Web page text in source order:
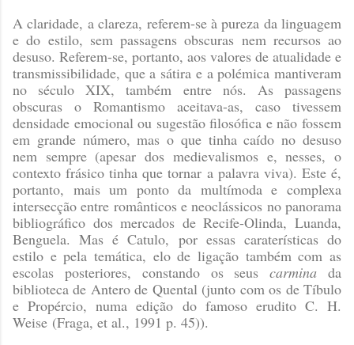
A claridade, a clareza, referem-se à pureza da linguagem
e do estilo, sem passagens obscuras nem recursos ao
desuso. Referem-se, portanto, aos valores de atualidade e
transmissibilidade, que a sátira e a polémica mantiveram
no século XIX, também entre nós. As passagens
obscuras o Romantismo aceitava-as, caso tivessem
densidade emocional ou sugestão filosófica e não fossem
em grande número, mas o que tinha caído no desuso
nem sempre (apesar dos medievalismos e, nesses, o
contexto frásico tinha que tornar a palavra viva). Este é,
portanto, mais um ponto da multímoda e complexa
intersecção entre românticos e neoclássicos no panorama
bibliográfico dos mercados de Recife-Olinda, Luanda,
Benguela. Mas é Catulo, por essas caraterísticas do
estilo e pela temática, elo de ligação também com as
escolas posteriores, constando os seuscarmina da
biblioteca de Antero de Quental (junto com os de Tíbulo
e Propércio, numa edição do famoso erudito C. H.
Weise (Fraga, et al., 1991 p. 45)).